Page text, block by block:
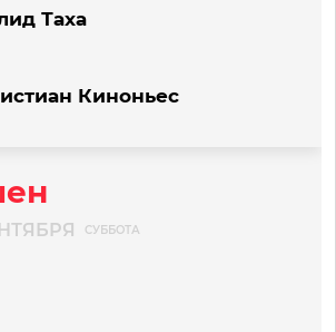
Таха
Киноньес
СУББОТА